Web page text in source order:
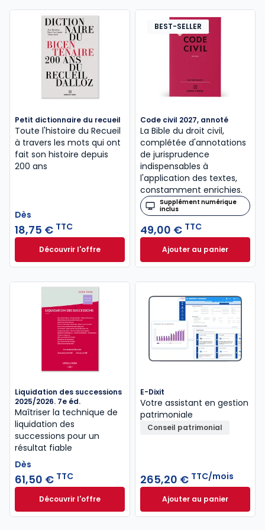
Petit dictionnaire du recueil
Toute l'histoire du Recueil
à travers les mots qui ont
fait son histoire depuis
200 ans
Dès
18,75 € TTC
Découvrir l'offrePetit dictionnaire du recueil à partir de
Dès
BEST-SELLER
Code civil 2027, annoté
La Bible du droit civil,
complétée d'annotations
de jurisprudence
indispensables à
l'application des textes,
constamment enrichies.
Supplément numérique
inclus
49,00 € TTC
Ajouter au panier
Code civil 2027,
Liquidation des successions
2025/2026. 7e éd.
Maîtriser la technique de
liquidation des
successions pour un
résultat fiable
Dès
61,50 € TTC
Découvrir l'offreLiquidation des successions 2025/2026. 7e éd. à
Dès
E-Dixit
Votre assistant en gestion
patrimoniale
Conseil patrimonial
265,20 € TTC/mois
Ajouter au panier
E-Dixit à 265,20 €